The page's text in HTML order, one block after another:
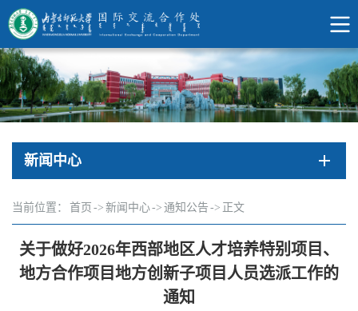
新闻中心
当前位置： 首页 -> 新闻中心-> 通知公告 -> 正文
关于做好2026年西部地区人才培养特别项目、
地方合作项目地方创新子项目人员选派工作的
通知